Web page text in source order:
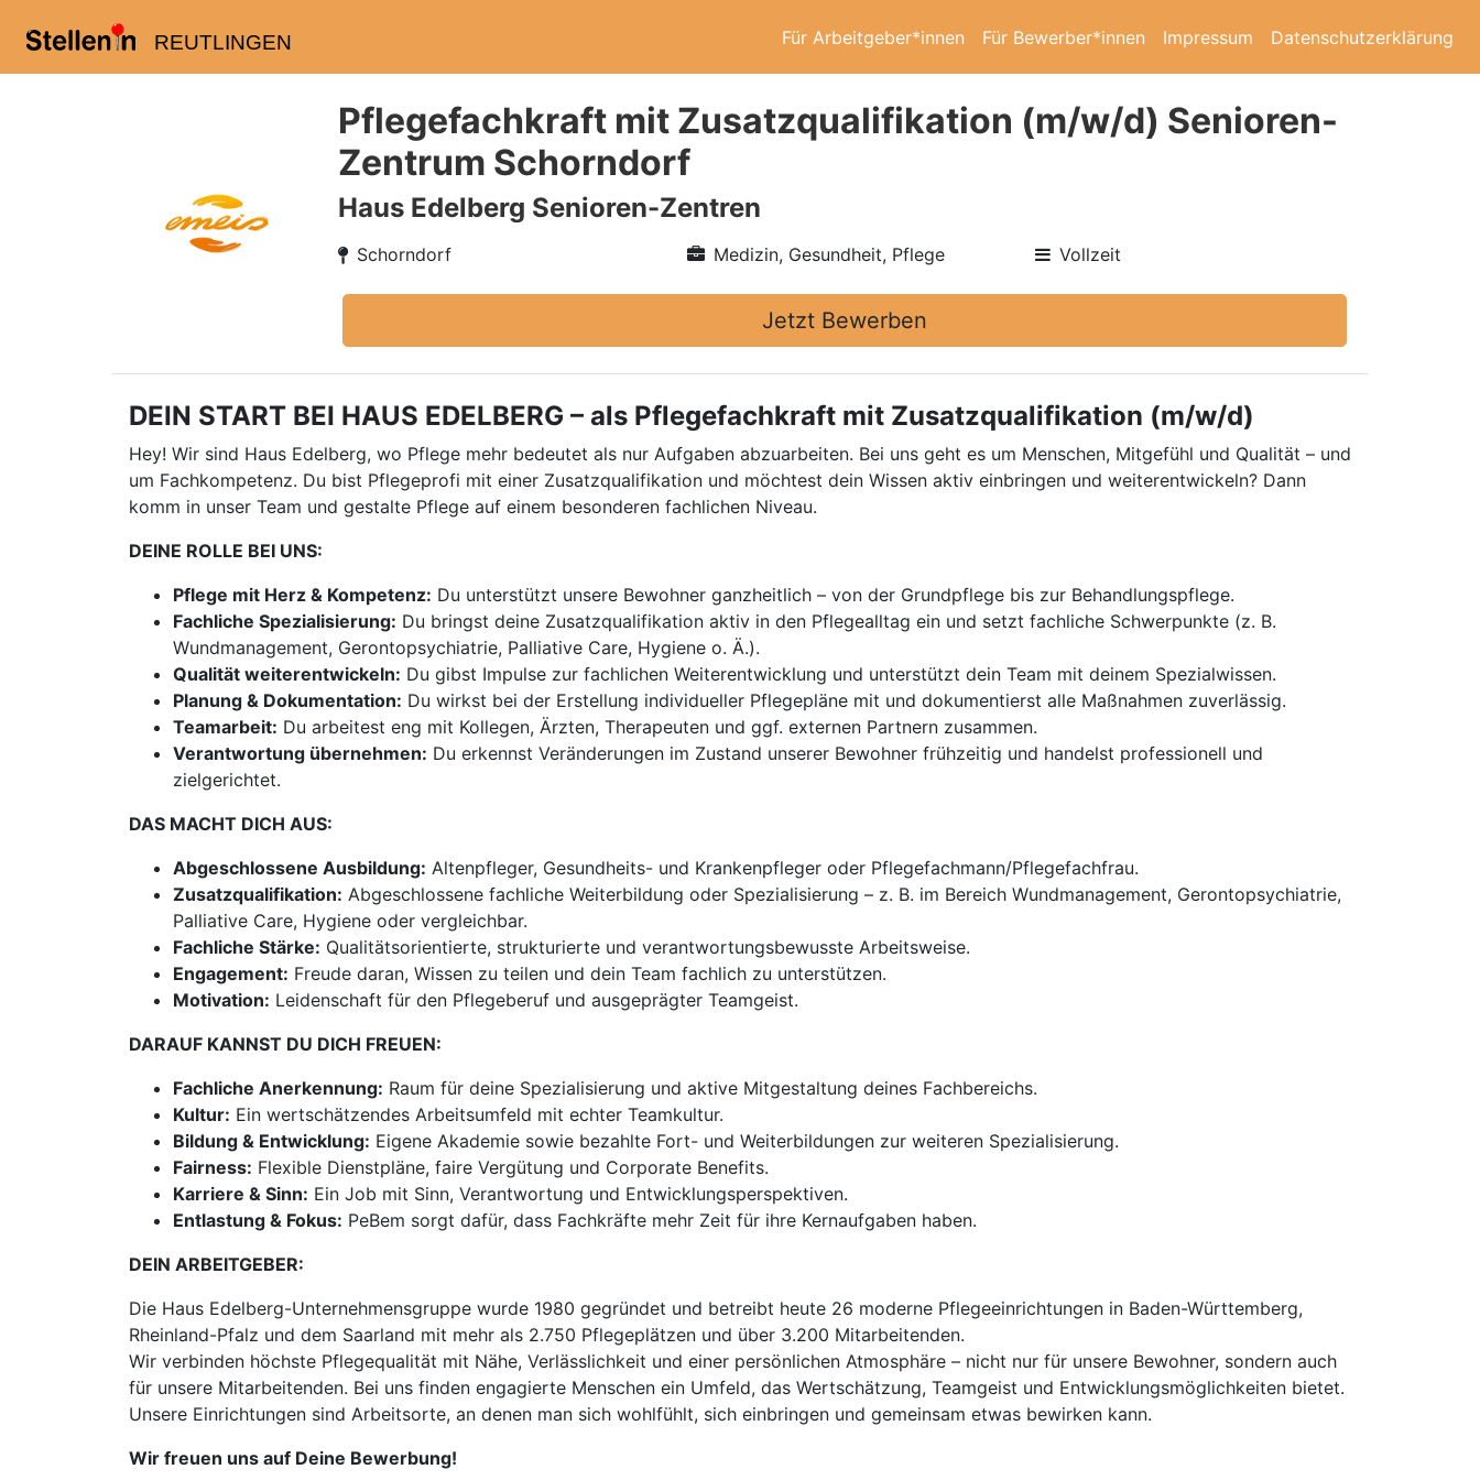
REUTLINGEN Für Arbeitgeber*innen Für Bewerber*innen Impressum Datenschutzerklärung
Pflegefachkraft mit Zusatzqualifikation (m/w/d) Senioren-
Zentrum Schorndorf
Haus Edelberg Senioren-Zentren
Schorndorf Medizin, Gesundheit, Pflege Vollzeit
Jetzt Bewerben
DEIN START BEI HAUS EDELBERG – als Pflegefachkraft mit Zusatzqualifikation (m/w/d)
Hey! Wir sind Haus Edelberg, wo Pflege mehr bedeutet als nur Aufgaben abzuarbeiten. Bei uns geht es um Menschen, Mitgefühl und Qualität – und
um Fachkompetenz. Du bist Pflegeprofi mit einer Zusatzqualifikation und möchtest dein Wissen aktiv einbringen und weiterentwickeln? Dann
komm in unser Team und gestalte Pflege auf einem besonderen fachlichen Niveau.
DEINE ROLLE BEI UNS:
Pflege mit Herz & Kompetenz: Du unterstützt unsere Bewohner ganzheitlich – von der Grundpflege bis zur Behandlungspflege.
Fachliche Spezialisierung: Du bringst deine Zusatzqualifikation aktiv in den Pflegealltag ein und setzt fachliche Schwerpunkte (z. B.
Wundmanagement, Gerontopsychiatrie, Palliative Care, Hygiene o. Ä.).
Qualität weiterentwickeln: Du gibst Impulse zur fachlichen Weiterentwicklung und unterstützt dein Team mit deinem Spezialwissen.
Planung & Dokumentation: Du wirkst bei der Erstellung individueller Pflegepläne mit und dokumentierst alle Maßnahmen zuverlässig.
Teamarbeit: Du arbeitest eng mit Kollegen, Ärzten, Therapeuten und ggf. externen Partnern zusammen.
Verantwortung übernehmen: Du erkennst Veränderungen im Zustand unserer Bewohner frühzeitig und handelst professionell und
zielgerichtet.
DAS MACHT DICH AUS:
Abgeschlossene Ausbildung: Altenpfleger, Gesundheits- und Krankenpfleger oder Pflegefachmann/Pflegefachfrau.
Zusatzqualifikation: Abgeschlossene fachliche Weiterbildung oder Spezialisierung – z. B. im Bereich Wundmanagement, Gerontopsychiatrie,
Palliative Care, Hygiene oder vergleichbar.
Fachliche Stärke: Qualitätsorientierte, strukturierte und verantwortungsbewusste Arbeitsweise.
Engagement: Freude daran, Wissen zu teilen und dein Team fachlich zu unterstützen.
Motivation: Leidenschaft für den Pflegeberuf und ausgeprägter Teamgeist.
DARAUF KANNST DU DICH FREUEN:
Fachliche Anerkennung: Raum für deine Spezialisierung und aktive Mitgestaltung deines Fachbereichs.
Kultur: Ein wertschätzendes Arbeitsumfeld mit echter Teamkultur.
Bildung & Entwicklung: Eigene Akademie sowie bezahlte Fort- und Weiterbildungen zur weiteren Spezialisierung.
Fairness: Flexible Dienstpläne, faire Vergütung und Corporate Benefits.
Karriere & Sinn: Ein Job mit Sinn, Verantwortung und Entwicklungsperspektiven.
Entlastung & Fokus: PeBem sorgt dafür, dass Fachkräfte mehr Zeit für ihre Kernaufgaben haben.
DEIN ARBEITGEBER:
Die Haus Edelberg-Unternehmensgruppe wurde 1980 gegründet und betreibt heute 26 moderne Pflegeeinrichtungen in Baden-Württemberg,
Rheinland-Pfalz und dem Saarland mit mehr als 2.750 Pflegeplätzen und über 3.200 Mitarbeitenden.
Wir verbinden höchste Pflegequalität mit Nähe, Verlässlichkeit und einer persönlichen Atmosphäre – nicht nur für unsere Bewohner, sondern auch
für unsere Mitarbeitenden. Bei uns finden engagierte Menschen ein Umfeld, das Wertschätzung, Teamgeist und Entwicklungsmöglichkeiten bietet.
Unsere Einrichtungen sind Arbeitsorte, an denen man sich wohlfühlt, sich einbringen und gemeinsam etwas bewirken kann.
Wir freuen uns auf Deine Bewerbung!